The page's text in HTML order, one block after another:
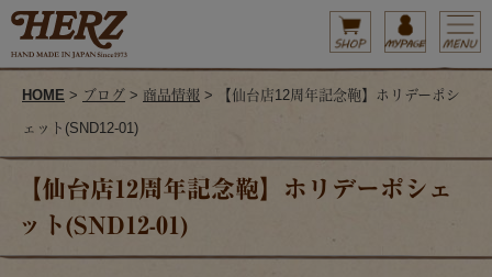
HOME > ブログ > 商品情報 > 【仙台店12周年記念鞄】ホリデーポシ
ェット(SND12-01)
【仙台店12周年記念鞄】ホリデーポシェ
ット(SND12-01)